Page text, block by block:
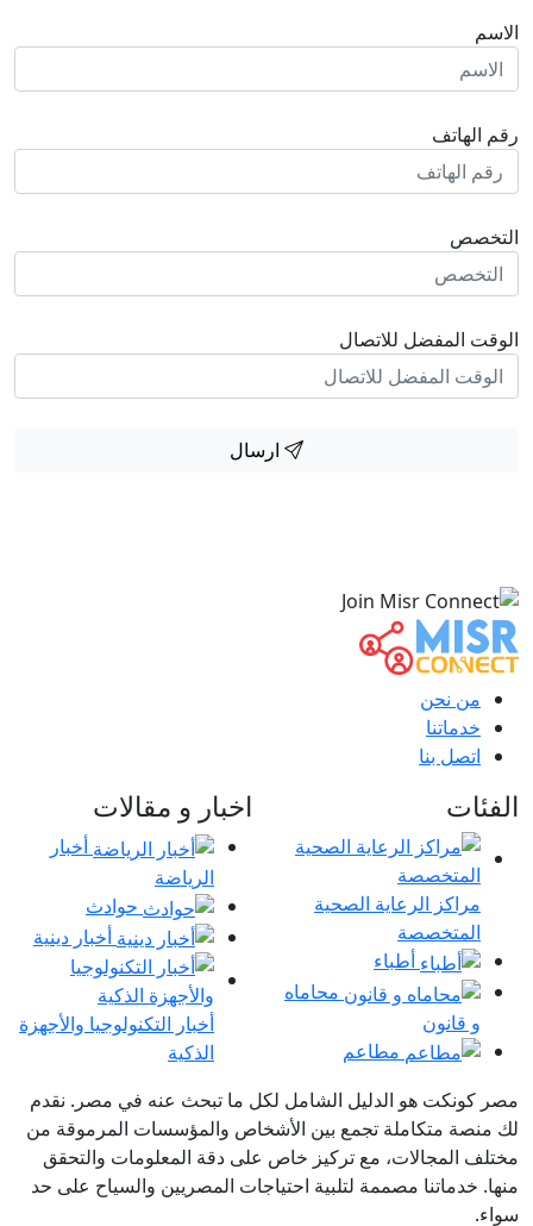
الاسم
رقم الهاتف
التخصص
الوقت المفضل للاتصال
ارسال
من نحن
خدماتنا
اتصل بنا
الفئات
مراكز الرعاية الصحية
المتخصصة
أطباء
محاماه
و قانون
مطاعم
اخبار و مقالات
أخبار
الرياضة
حوادث
أخبار دينية
أخبار التكنولوجيا والأجهزة
الذكية
مصر كونكت هو الدليل الشامل لكل ما تبحث عنه في مصر. نقدم
لك منصة متكاملة تجمع بين الأشخاص والمؤسسات المرموقة من
مختلف المجالات، مع تركيز خاص على دقة المعلومات والتحقق
منها. خدماتنا مصممة لتلبية احتياجات المصريين والسياح على حد
سواء.